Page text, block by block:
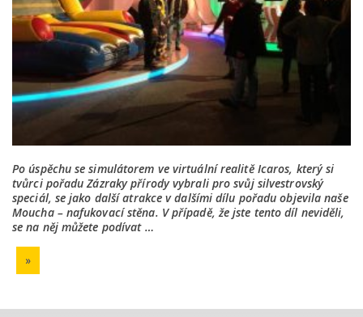
Po úspěchu se simulátorem ve virtuální realitě Icaros, který si
tvůrci pořadu Zázraky přírody vybrali pro svůj silvestrovský
speciál, se jako další atrakce v dalšími dílu pořadu objevila naše
Moucha – nafukovací stěna. V případě, že jste tento díl neviděli,
se na něj můžete podívat …
»